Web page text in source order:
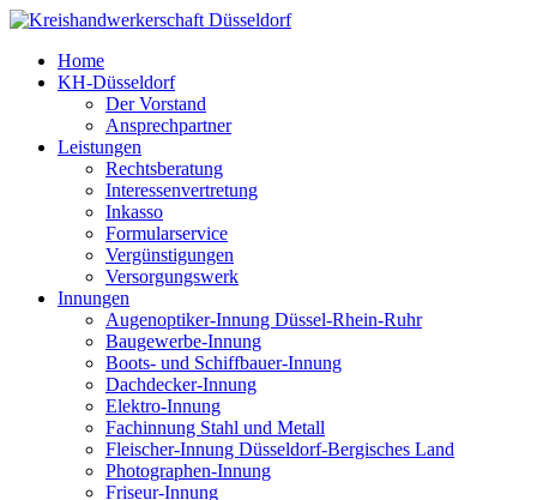
Home
KH-Düsseldorf
Der Vorstand
Ansprechpartner
Leistungen
Rechtsberatung
Interessenvertretung
Inkasso
Formularservice
Vergünstigungen
Versorgungswerk
Innungen
Augenoptiker-Innung Düssel-Rhein-Ruhr
Baugewerbe-Innung
Boots- und Schiffbauer-Innung
Dachdecker-Innung
Elektro-Innung
Fachinnung Stahl und Metall
Fleischer-Innung Düsseldorf-Bergisches Land
Photographen-Innung
Friseur-Innung